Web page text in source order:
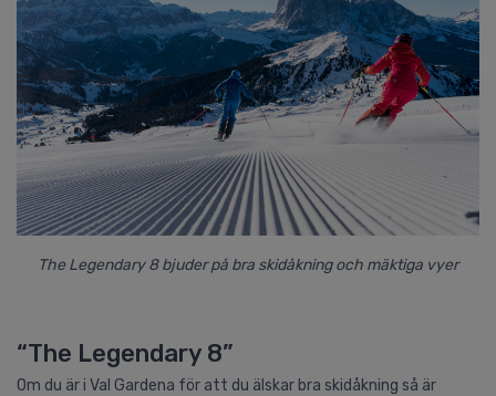
The Legendary 8 bjuder på bra skidåkning och mäktiga vyer
“The Legendary 8”
Om du är i Val Gardena för att du älskar bra skidåkning så är